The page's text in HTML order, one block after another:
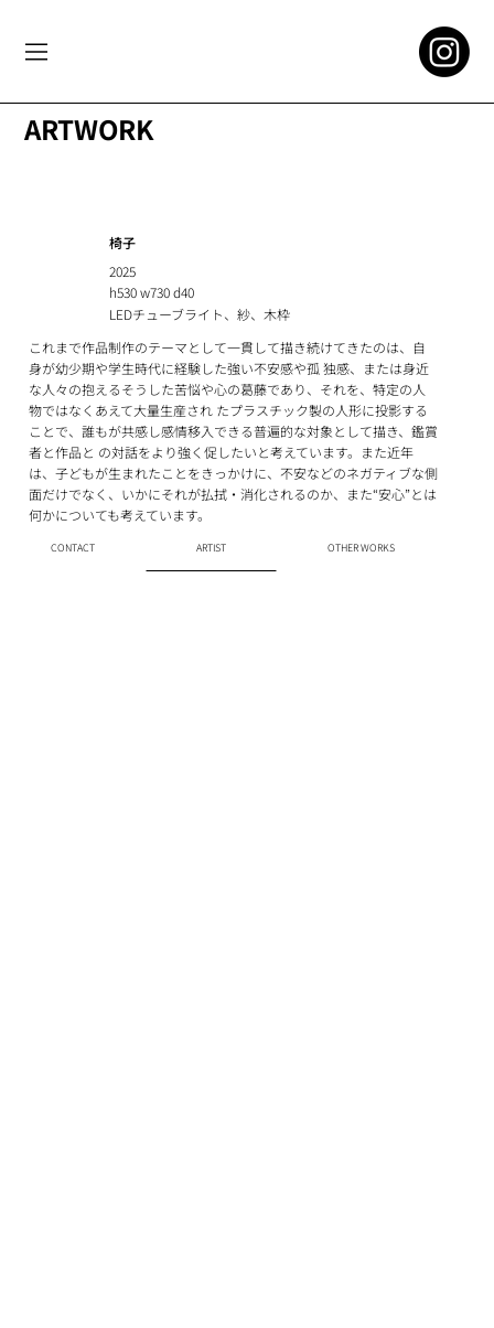
椅子
2025
h530 w730 d40
LEDチューブライト、紗、木枠
これまで作品制作のテーマとして一貫して描き続けてきたのは、自
身が幼少期や学生時代に経験した強い不安感や孤 独感、または身近
な人々の抱えるそうした苦悩や心の葛藤であり、それを、特定の人
物ではなくあえて大量生産され たプラスチック製の人形に投影する
ことで、誰もが共感し感情移入できる普遍的な対象として描き、鑑賞
者と作品と の対話をより強く促したいと考えています。また近年
は、子どもが生まれたことをきっかけに、不安などのネガティブな側
面だけでなく、いかにそれが払拭・消化されるのか、また“安心”とは
何かについても考えています。
CONTACT ARTIST OTHER WORKS
ARTWORK